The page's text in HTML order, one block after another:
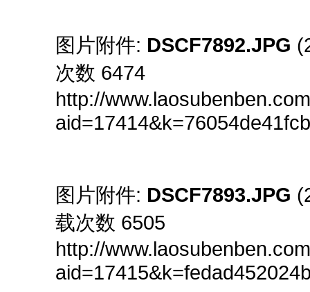
图片附件: DSCF7892.JPG
次数 6474
http://
图片附件: DSCF7893.JPG
载次数 6505
http://